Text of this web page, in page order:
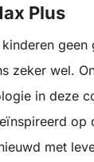
Plus
zeker wel.
in deze
op
met